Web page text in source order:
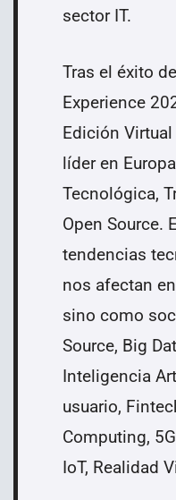
sector IT.
Tras el éxito
Experience
Edición
líder en
Tecnológica,
Open Source.
tendencias
nos afectan
sino como
Source, Big
Inteligencia
usuario,
Computing,
IoT, Realidad